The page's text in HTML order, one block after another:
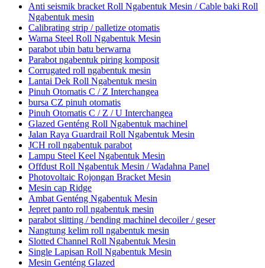
Anti seismik bracket Roll Ngabentuk Mesin / Cable baki Roll
Ngabentuk mesin
Calibrating strip / palletize otomatis
Warna Steel Roll Ngabentuk Mesin
parabot ubin batu berwarna
Parabot ngabentuk piring komposit
Corrugated roll ngabentuk mesin
Lantai Dek Roll Ngabentuk mesin
Pinuh Otomatis C / Z Interchangea
bursa CZ pinuh otomatis
Pinuh Otomatis C / Z / U Interchangea
Glazed Genténg Roll Ngabentuk machinel
Jalan Raya Guardrail Roll Ngabentuk Mesin
JCH roll ngabentuk parabot
Lampu Steel Keel Ngabentuk Mesin
Offdust Roll Ngabentuk Mesin / Wadahna Panel
Photovoltaic Rojongan Bracket Mesin
Mesin cap Ridge
Ambat Genténg Ngabentuk Mesin
Jepret panto roll ngabentuk mesin
parabot slitting / bending machinel decoiler / geser
Nangtung kelim roll ngabentuk mesin
Slotted Channel Roll Ngabentuk Mesin
Single Lapisan Roll Ngabentuk Mesin
Mesin Genténg Glazed